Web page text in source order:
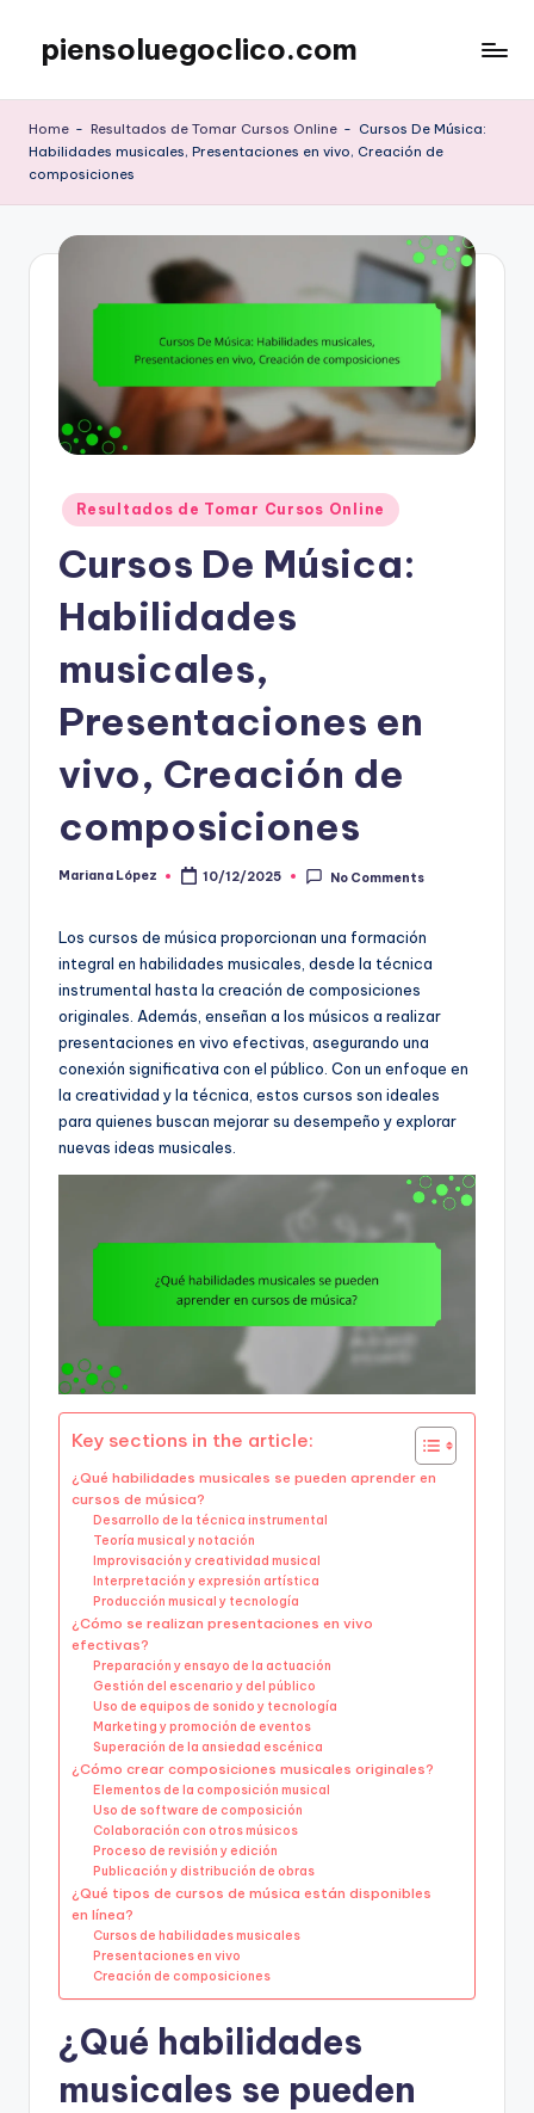
content
piensoluegoclico.com
Home - Resultados de Tomar Cursos Online - Cursos De Música:
Habilidades musicales, Presentaciones en vivo, Creación de
composiciones
Posted
in
Resultados de Tomar Cursos Online
Cursos De Música:
Habilidades
musicales,
Presentaciones en
vivo, Creación de
composiciones
Posted
Mariana López 10/12/2025 No Comments
Los cursos de música proporcionan una formación
integral en habilidades musicales, desde la técnica
instrumental hasta la creación de composiciones
originales. Además, enseñan a los músicos a realizar
presentaciones en vivo efectivas, asegurando una
conexión significativa con el público. Con un enfoque en
la creatividad y la técnica, estos cursos son ideales
para quienes buscan mejorar su desempeño y explorar
nuevas ideas musicales.
Key sections in the article:
¿Qué habilidades musicales se pueden aprender en
cursos de música?
Desarrollo de la técnica instrumental
Teoría musical y notación
Improvisación y creatividad musical
Interpretación y expresión artística
Producción musical y tecnología
¿Cómo se realizan presentaciones en vivo
efectivas?
Preparación y ensayo de la actuación
Gestión del escenario y del público
Uso de equipos de sonido y tecnología
Marketing y promoción de eventos
Superación de la ansiedad escénica
¿Cómo crear composiciones musicales originales?
Elementos de la composición musical
Uso de software de composición
Colaboración con otros músicos
Proceso de revisión y edición
Publicación y distribución de obras
¿Qué tipos de cursos de música están disponibles
en línea?
Cursos de habilidades musicales
Presentaciones en vivo
Creación de composiciones
¿Qué habilidades
musicales se pueden